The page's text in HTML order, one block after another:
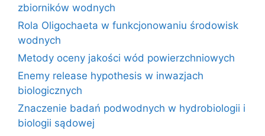
zbiorników wodnych
Rola Oligochaeta w funkcjonowaniu środowisk
wodnych
Metody oceny jakości wód powierzchniowych
Enemy release hypothesis w inwazjach
biologicznych
Znaczenie badań podwodnych w hydrobiologii i
biologii sądowej